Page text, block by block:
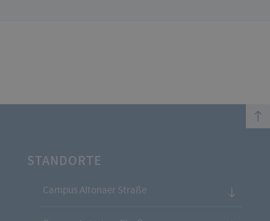
top
STANDORTE
Campus Altonaer Straße